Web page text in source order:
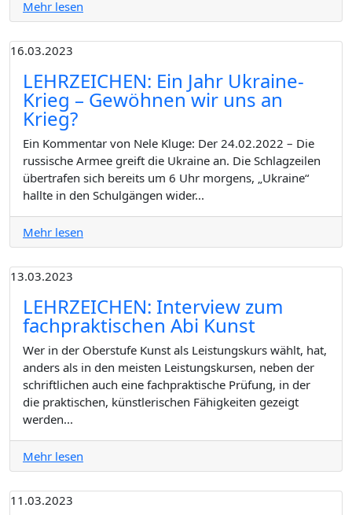
Mehr lesen
16.03.2023
LEHRZEICHEN: Ein Jahr Ukraine-
Krieg – Gewöhnen wir uns an
Krieg?
Ein Kommentar von Nele Kluge: Der 24.02.2022 – Die
russische Armee greift die Ukraine an. Die Schlagzeilen
übertrafen sich bereits um 6 Uhr morgens, „Ukraine“
hallte in den Schulgängen wider...
Mehr lesen
13.03.2023
LEHRZEICHEN: Interview zum
fachpraktischen Abi Kunst
Wer in der Oberstufe Kunst als Leistungskurs wählt, hat,
anders als in den meisten Leistungskursen, neben der
schriftlichen auch eine fachpraktische Prüfung, in der
die praktischen, künstlerischen Fähigkeiten gezeigt
werden...
Mehr lesen
11.03.2023